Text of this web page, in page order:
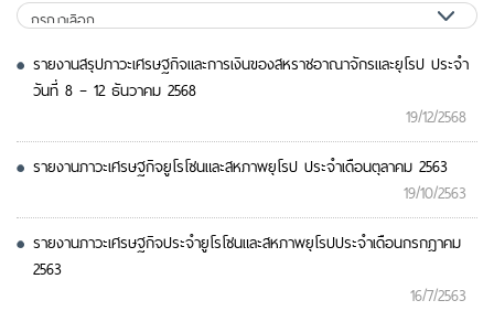
รายงานสรุปภาวะเศรษฐกิจและการเงินของสหราชอาณาจักรและยุโรป ประจำ
วันที่ 8 – 12 ธันวาคม 2568
19/12/2568
รายงานภาวะเศรษฐกิจยูโรโซนและสหภาพยุโรป ประจำเดือนตุลาคม 2563
19/10/2563
รายงานภาวะเศรษฐกิจประจำยูโรโซนและสหภาพยุโรปประจำเดือนกรกฎาคม
2563
16/7/2563